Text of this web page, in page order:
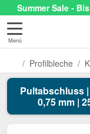
Summer Sale -
Menü
Profilbleche
Pultabschluss |
0,75 mm |